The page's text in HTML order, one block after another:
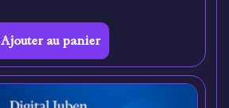
Ajouter au panier